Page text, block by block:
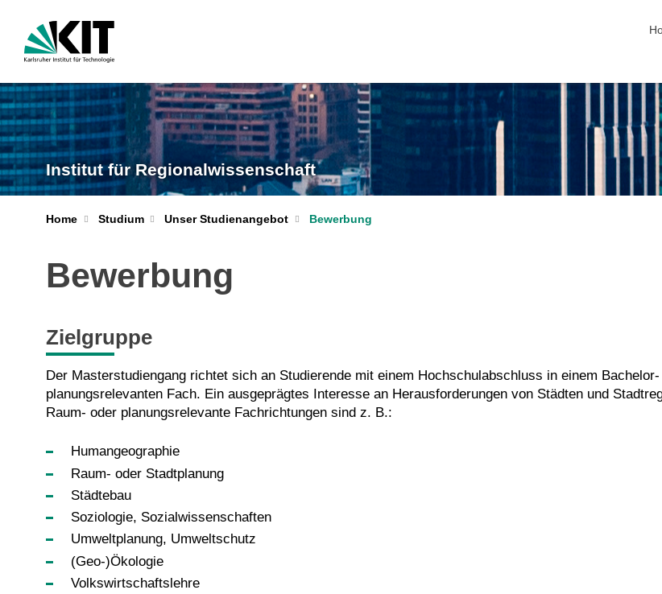
Institut für Regionalwissenschaft
Home Studium Unser Studienangebot Bewerbung
Bewerbung
Zielgruppe
Der Masterstudiengang richtet sich an Studierende mit einem Hochschulabschluss in einem
planungsrelevanten Fach. Ein ausgeprägtes Interesse an Herausforderungen von Städten und
Raum- oder planungsrelevante Fachrichtungen sind z. B.:
Humangeographie
Raum- oder Stadtplanung
Städtebau
Soziologie, Sozialwissenschaften
Umweltplanung, Umweltschutz
(Geo-)Ökologie
Volkswirtschaftslehre